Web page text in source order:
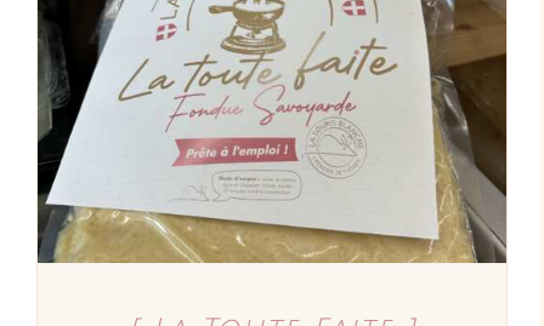
AJOUTER AU PANIER
/
DÉTAILS